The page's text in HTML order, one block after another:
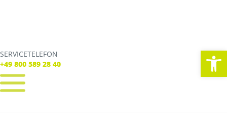
SERVICETELEFON
+49 800 589 28 40
SERVICE TELEFON
+49 800 589 28 40